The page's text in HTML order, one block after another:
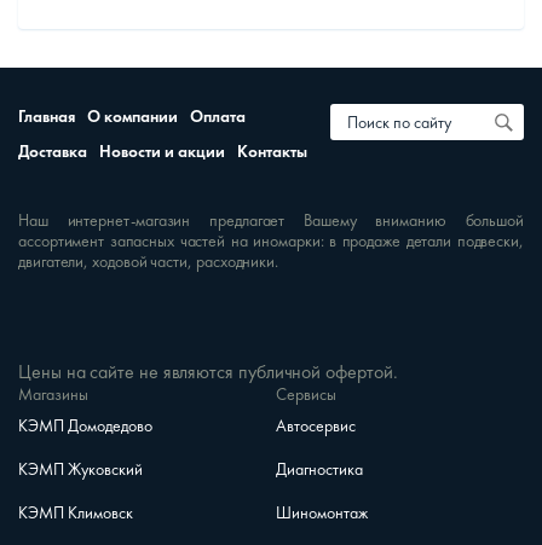
Главная О компании
Оплата
Доставка
Новости и акции Контакты
Магазины
КЭМП Домодедово
КЭМП Жуковский
КЭМП Климовск
Сервисы
Автосервис
Диагностика
Шиномонтаж
Наш интернет-магазин предлагает Вашему вниманию большой
ассортимент запасных частей на иномарки: в продаже детали подвески,
двигатели, ходовой части, расходники.
Цены на сайте не являются публичной офертой.